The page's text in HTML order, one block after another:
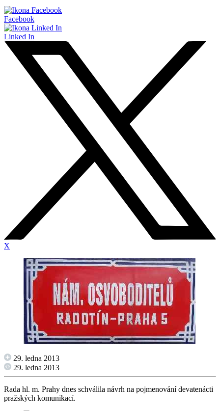
Facebook
Linked In
X
29. ledna 2013
29. ledna 2013
Rada hl. m. Prahy dnes schválila návrh na pojmenování devatenácti
pražských komunikací.